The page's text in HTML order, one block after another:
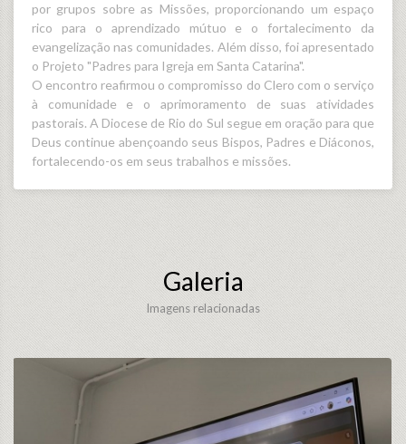
por grupos sobre as Missões, proporcionando um espaço
rico para o aprendizado mútuo e o fortalecimento da
evangelização nas comunidades. Além disso, foi apresentado
o Projeto "Padres para Igreja em Santa Catarina".
O encontro reafirmou o compromisso do Clero com o serviço
à comunidade e o aprimoramento de suas atividades
pastorais. A Diocese de Rio do Sul segue em oração para que
Deus continue abençoando seus Bispos, Padres e Diáconos,
fortalecendo-os em seus trabalhos e missões.
Galeria
Imagens relacionadas